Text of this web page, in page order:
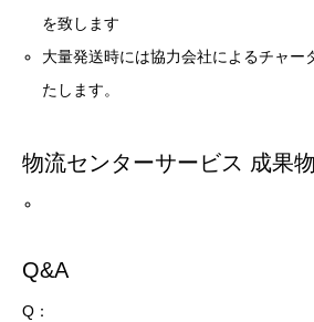
を致します
大量発送時には協力会社によるチャー
たします。
物流センターサービス 成果
Q&A
Q：